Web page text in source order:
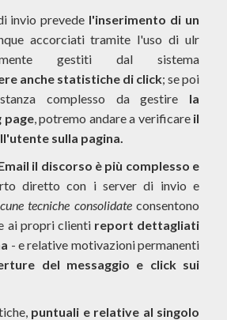
invio prevede l'inserimento di un
accorciati tramite l'uso di ulr
gestiti dal sistema
anche statistiche di click; se poi
complesso da gestire la
page, potremo andare a verificareil
sulla pagina.
il discorso è più complesso e
diretto con i server di invio e
tecniche consolidateconsentono
ai propri clienti report dettagliati
- e relative motivazioni permanenti
del messaggio e click sui
puntuali e relative al singolo